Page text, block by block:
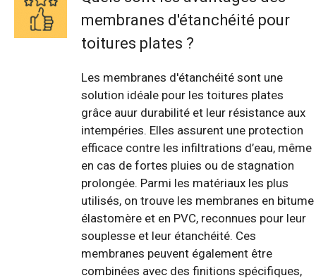
membranes d'étanchéité pour
toitures plates ?
Les membranes d'étanchéité sont une
solution idéale pour les toitures plates
grâce auur durabilité et leur résistance aux
intempéries. Elles assurent une protection
efficace contre les infiltrations d’eau, même
en cas de fortes pluies ou de stagnation
prolongée. Parmi les matériaux les plus
utilisés, on trouve les membranes en bitume
élastomère et en PVC, reconnues pour leur
souplesse et leur étanchéité. Ces
membranes peuvent également être
combinées avec des finitions spécifiques,